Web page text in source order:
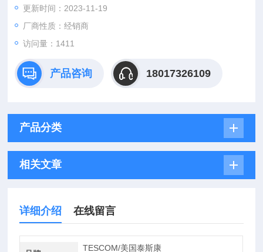
更新时间：2023-11-19
厂商性质：经销商
访问量：1411
产品咨询 18017326109
产品分类
相关文章
详细介绍 在线留言
TESCOM/美国泰斯康